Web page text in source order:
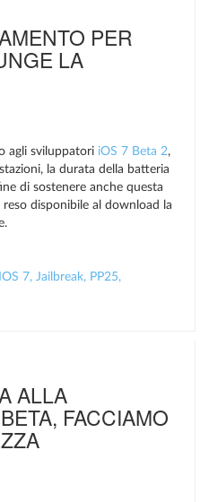
PER
LA
agli sviluppatori iOS 7 Beta 2,
la durata della batteria
di sostenere anche questa
disponibile al download la
IOS 7, Jailbreak, PP25,
ALLA
FACCIAMO